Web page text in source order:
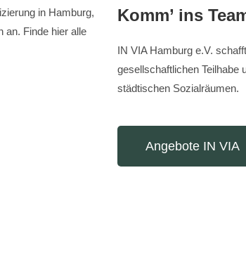
in Hamburg,
an. Finde hier alle
Komm’ ins
IN VIA Hamburg e.V.
gesellschaftlichen Teilhabe
städtischen Sozialräumen.
Angebote IN VIA